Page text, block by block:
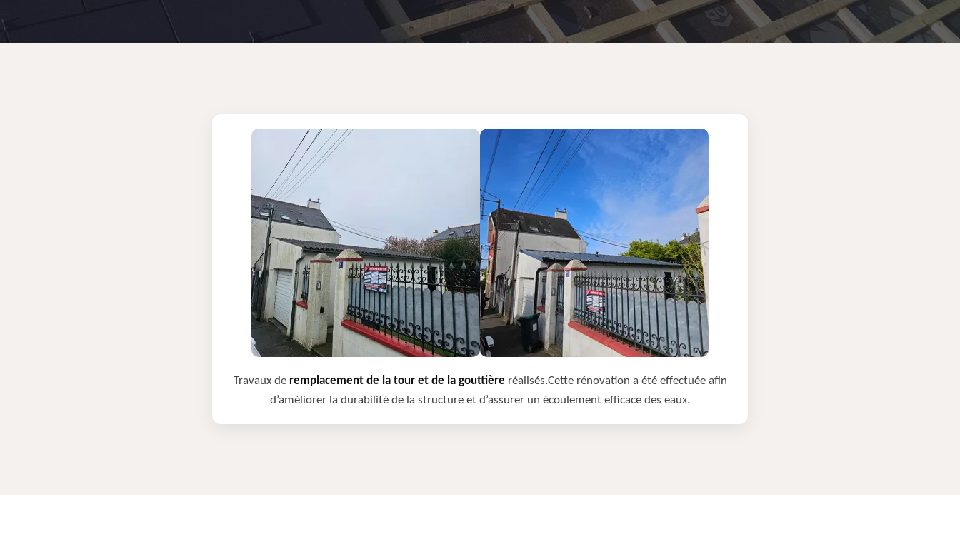
Travaux de remplacement de la tour et de la gouttière réalisés.Cette rénovation a été effectuée afin
d’améliorer la durabilité de la structure et d’assurer un écoulement efficace des eaux.